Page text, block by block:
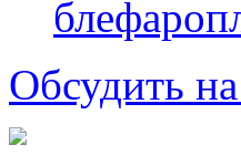
Обсудить